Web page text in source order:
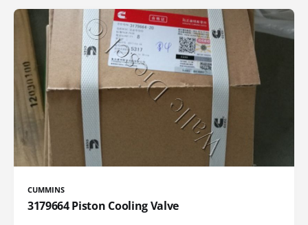
CUMMINS
3179664 Piston Cooling Valve